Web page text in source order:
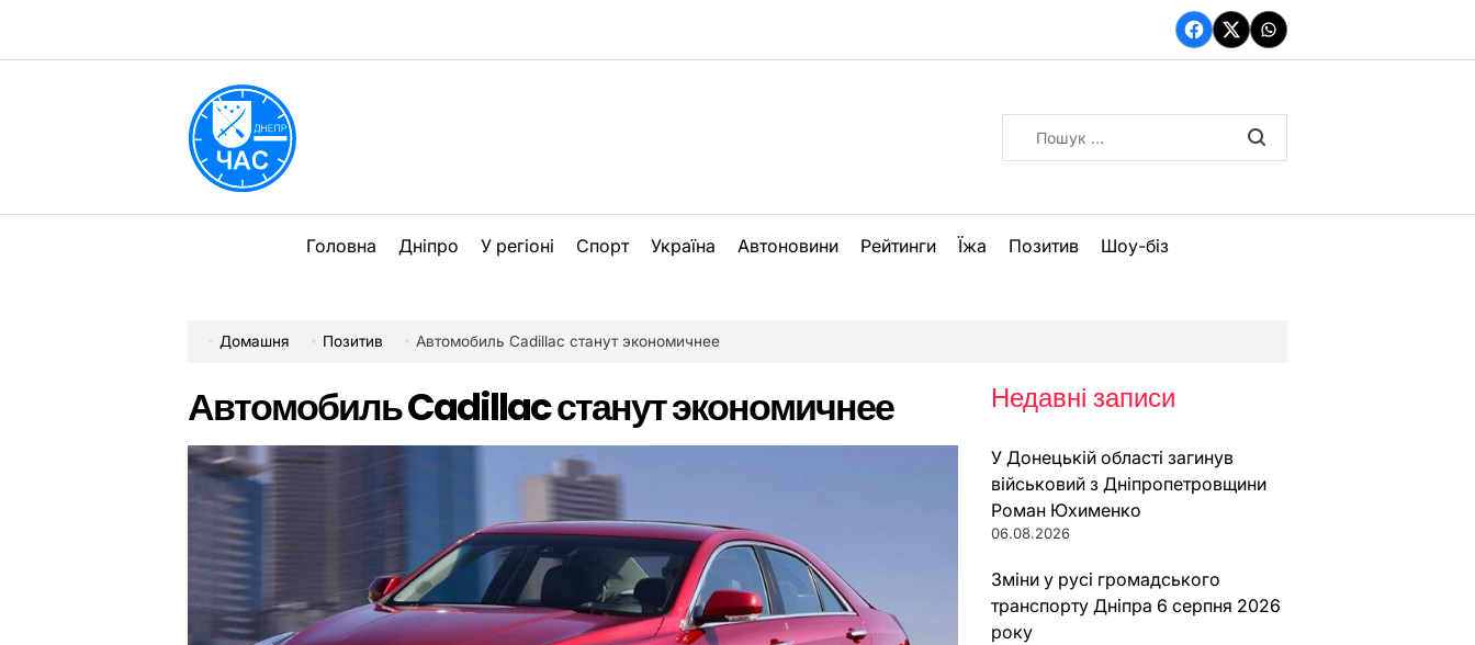
вмісту
Facebook
TwitterWhatsApp
Головна Дніпро У регіоні Спорт Україна Автоновини Рейтинги Їжа Позитив Шоу-біз
Домашня Позитив Автомобиль Cadillac станут экономичнее
Автомобиль Cadillac станут экономичнее Недавні записи
У Донецькій області загинув
військовий з Дніпропетровщини
Роман Юхименко
06.08.2026
Зміни у русі громадського
транспорту Дніпра 6 серпня 2026
року